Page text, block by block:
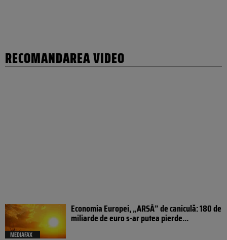
RECOMANDAREA VIDEO
MEDIAFAX
Economia Europei, „ARSĂ” de caniculă: 180 de
miliarde de euro s-ar putea pierde...